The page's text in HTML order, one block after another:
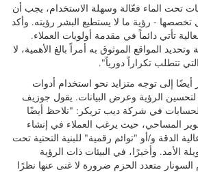
تحت الماء فعّالة وسهلة الاستخدام، يجب أن
- رؤية ما لا يستطيع البشر رؤيته. وأكد
تأتي دائماً في مقدمة أولويات العملاء.
المواقع الموثوق به أمراً بالغ الأهمية، لا
تتطلب تكراراً دورياً".
إلى توجه متزايد نحو استخدام أدوات
الرؤية وعرض البيانات. يقول جوزيف
للحسابات في شركة ديب تريكر: "نلاحظ أيضًا
المساحي، حيث يرغب العملاء في إنشاء
الدقة و/أو "توائم رقمية" للبنية التحتية تحت
الأمد. وأخيرًا، في البيئات ذات الرؤية
متعدد الحزم ضرورة لا غنى عنها نظرًا